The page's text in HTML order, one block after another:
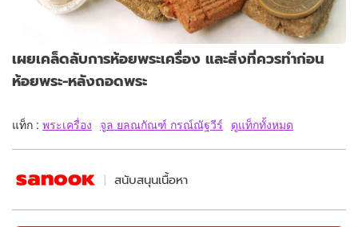
เผยเคล็ดลับการห้อยพระเครื่อง และสิ่งที่ควรทำก่อน
ห้อยพระ-หลังถอดพระ
แท็ก : พระเครื่อง จูล ยลณกัณฑ์ กรณ์ณัฐวีร์ ดูแท็กทั้งหมด
สนับสนุนเนื้อหา